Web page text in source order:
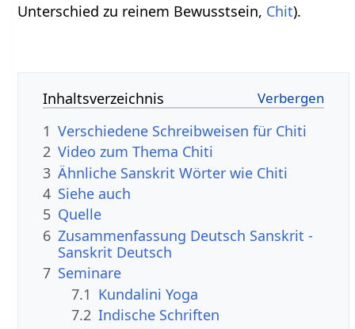
Unterschied zu reinem Bewusstsein, Chit).
Inhaltsverzeichnis
1 Verschiedene Schreibweisen für Chiti
2 Video zum Thema Chiti
3 Ähnliche Sanskrit Wörter wie Chiti
4 Siehe auch
5 Quelle
6 Zusammenfassung Deutsch Sanskrit -
Sanskrit Deutsch
7 Seminare
7.1 Kundalini Yoga
7.2 Indische Schriften